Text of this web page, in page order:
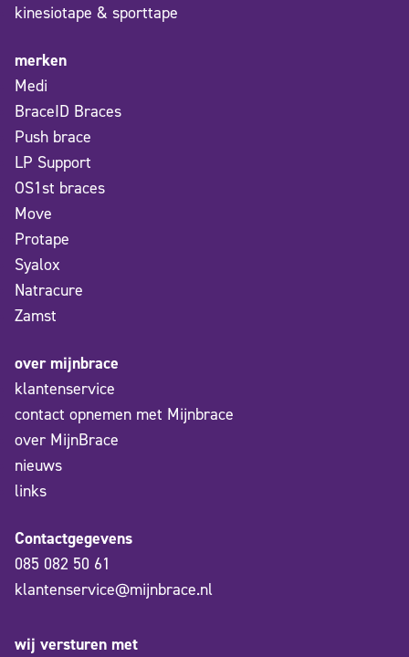
kinesiotape & sporttape
merken
Medi
BraceID Braces
Push brace
LP Support
OS1st braces
Move
Protape
Syalox
Natracure
Zamst
over mijnbrace
klantenservice
contact opnemen met Mijnbrace
over MijnBrace
nieuws
links
Contactgegevens
085 082 50 61
klantenservice@mijnbrace.nl
wij versturen met